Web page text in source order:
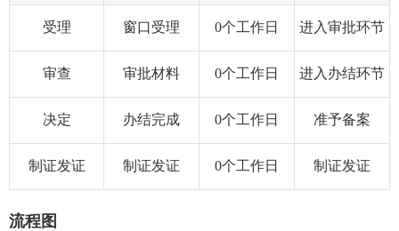
受理 窗口受理 0个工作日 进入审批环节
审查 审批材料 0个工作日 进入办结环节
决定 办结完成 0个工作日 准予备案
制证发证 制证发证 0个工作日 制证发证
流程图